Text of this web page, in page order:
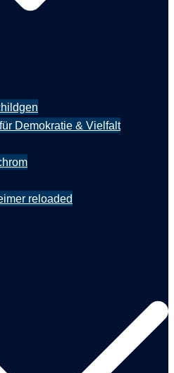
Demokratie & Vielfalt
reloaded